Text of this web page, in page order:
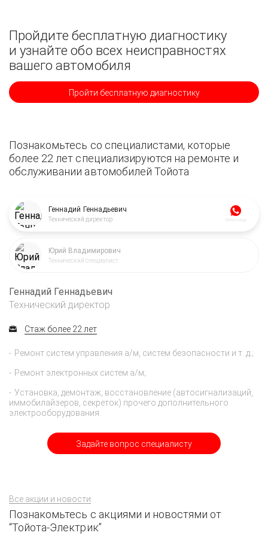
Пройдите бесплатную диагностику
и узнайте обо всех неисправностях
вашего автомобиля
Пройти бесплатную диагностику
Познакомьтесь со специалистами, которые
более 22 лет специализируются на ремонте и
обслуживании автомобилей Тойота
Геннадий Геннадьевич
Технический директор WhatsApp
Юрий Владимирович
Технический специалист
Задайте вопрос специалисту
Геннадий Геннадьевич
Технический директор
Стаж более 22 лет
Ремонт систем управления а/м, систем безопасности и т. д.;
Ремонт электронных систем а/м;
Установка, демонтаж, восстановление (автосигнализаций,
иммобилайзеров, секреток) прочего дополнительного
электрооборудования.
Все акции и новости
Познакомьтесь с акциями и новостями от
“Тойота-Электрик”